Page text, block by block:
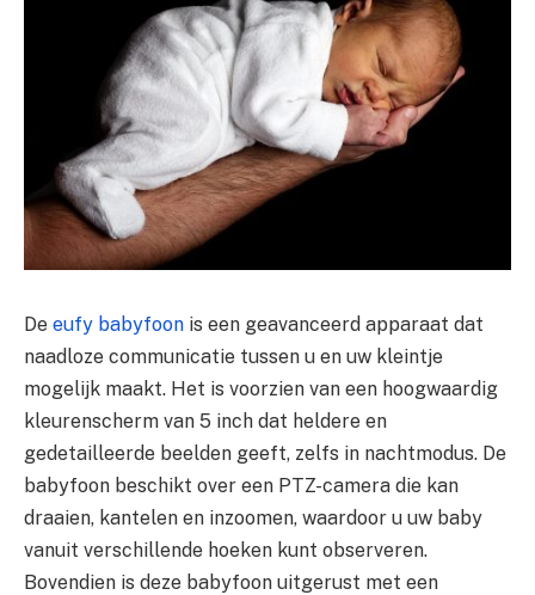
De eufy babyfoon is een geavanceerd apparaat dat
naadloze communicatie tussen u en uw kleintje
mogelijk maakt. Het is voorzien van een hoogwaardig
kleurenscherm van 5 inch dat heldere en
gedetailleerde beelden geeft, zelfs in nachtmodus. De
babyfoon beschikt over een PTZ-camera die kan
draaien, kantelen en inzoomen, waardoor u uw baby
vanuit verschillende hoeken kunt observeren.
Bovendien is deze babyfoon uitgerust met een